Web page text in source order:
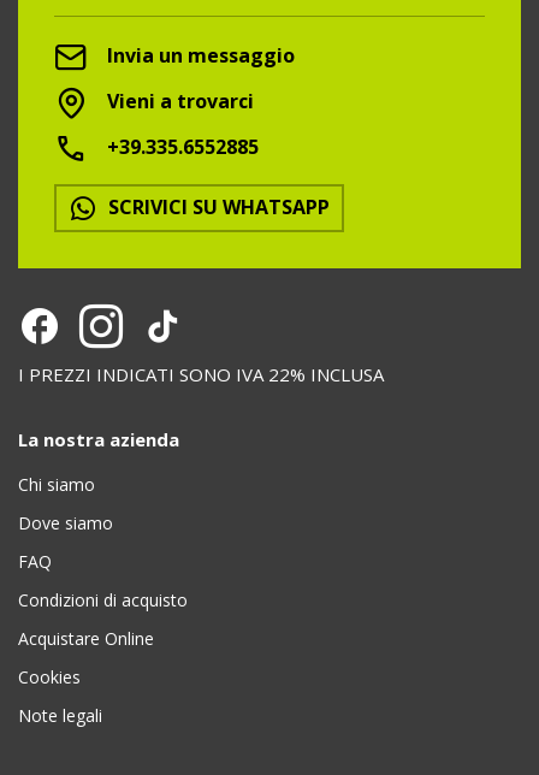
Invia un messaggio
Vieni a trovarci
+39.335.6552885
SCRIVICI SU WHATSAPP
I PREZZI INDICATI SONO IVA 22% INCLUSA
La nostra azienda
Chi siamo
Dove siamo
FAQ
Condizioni di acquisto
Acquistare Online
Cookies
Note legali